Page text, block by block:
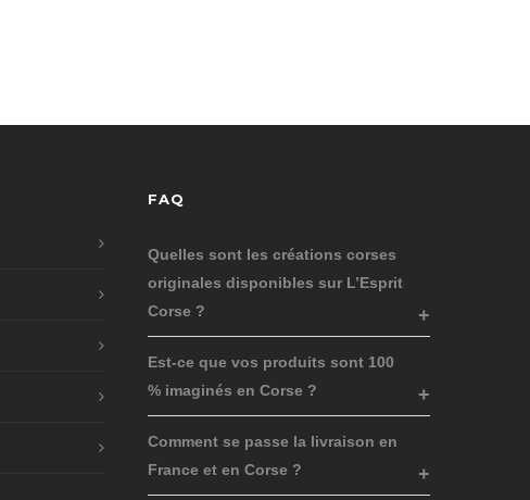
FAQ
Quelles sont les créations corses
originales disponibles sur L’Esprit
Corse ?
Est-ce que vos produits sont 100
% imaginés en Corse ?
Comment se passe la livraison en
France et en Corse ?